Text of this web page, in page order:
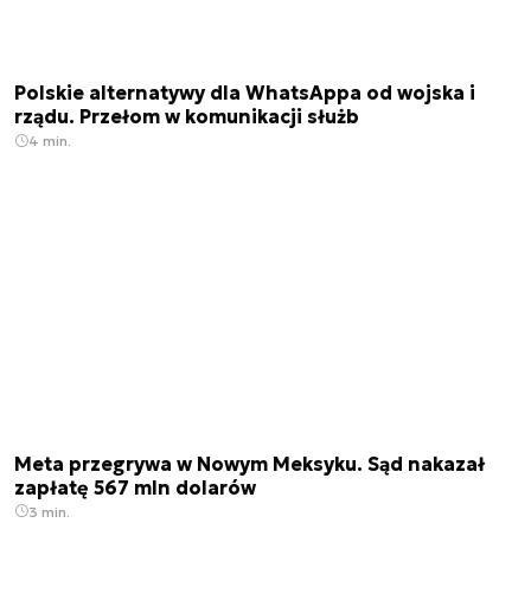
Polskie alternatywy dla WhatsAppa od wojska i
rządu. Przełom w komunikacji służb
4 min.
Meta przegrywa w Nowym Meksyku. Sąd nakazał
zapłatę 567 mln dolarów
3 min.